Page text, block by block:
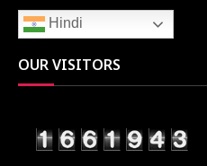
Hindi
OUR VISITORS